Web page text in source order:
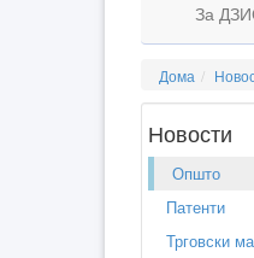
За
Дома
Новости
Општо
Патенти
Трговски